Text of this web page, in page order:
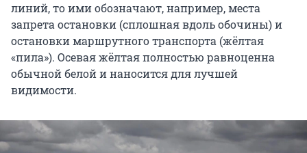
линий, то ими обозначают, например, места
запрета остановки (сплошная вдоль обочины) и
остановки маршрутного транспорта (жёлтая
«пила»). Осевая жёлтая полностью равноценна
обычной белой и наносится для лучшей
видимости.